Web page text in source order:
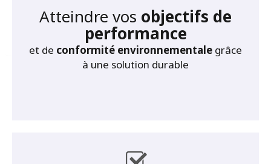
Atteindre vos objectifs de
performance
et de conformité environnementale grâce
à une solution durable